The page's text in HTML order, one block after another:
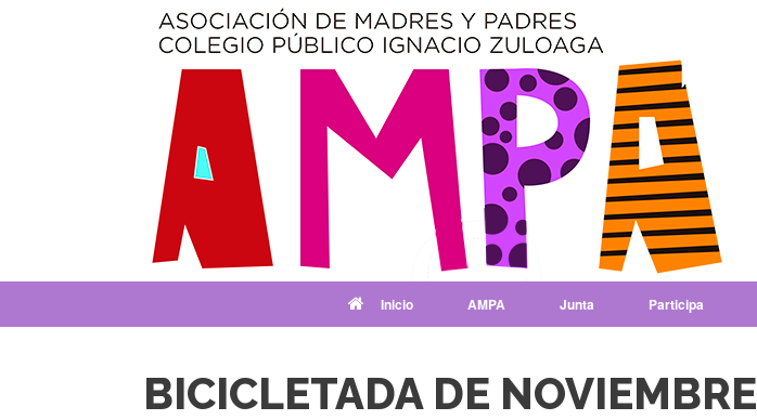
Inicio AMPA Junta Participa
BICICLETADA DE NOVIEMBRE